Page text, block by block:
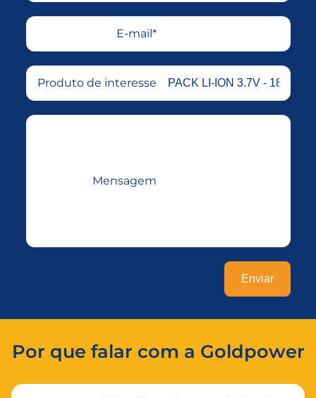
E-mail*
Produto de interesse
Mensagem
Por que falar com a Goldpower